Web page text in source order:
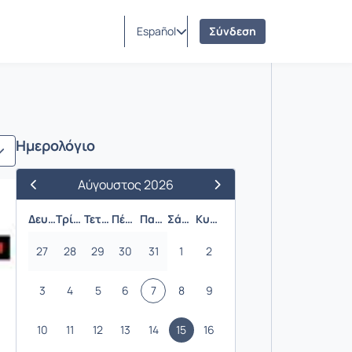
Español Σύνδεση
Ημερολόγιο
Προηγούμενος Μήνας
Αύγουστος 2026
Επόμενος Μήνας
Δευτέρα
Τρίτη Τετάρτη Πέμπτη Παρασκευή Σάββατο Κυριακή
27 28 29 30 31 1 2
3 4 5 6 7 8 9
10 11 12 13 14 15 16